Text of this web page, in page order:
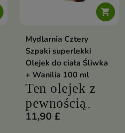

Mydlarnia Cztery
Szpaki superlekki
Olejek do ciała Śliwka
+ Wanilia 100 ml
Ten olejek z
pewnością
przypadnie do
11,90 £